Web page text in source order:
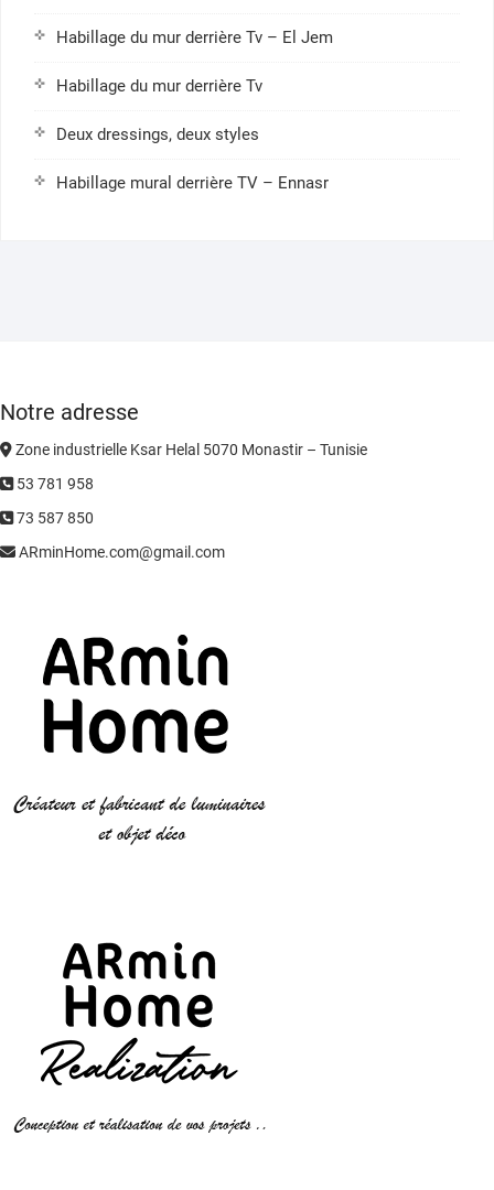
Habillage du mur derrière Tv – El Jem
Habillage du mur derrière Tv
Deux dressings, deux styles
Habillage mural derrière TV – Ennasr
Notre adresse
Zone industrielle Ksar Helal 5070 Monastir – Tunisie
53 781 958
73 587 850
ARminHome.com@gmail.com